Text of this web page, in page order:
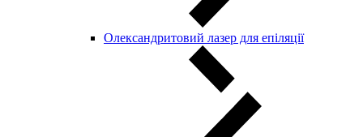
Олександритовий лазер для епіляції